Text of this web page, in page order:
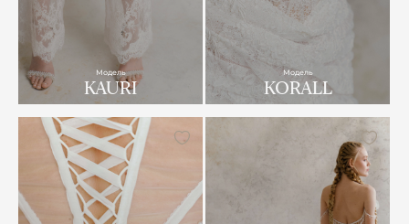
Модель
KAURI
Модель
KORALL